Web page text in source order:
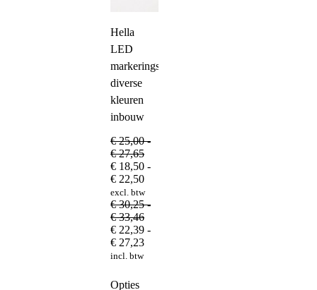
Hella
LED
markeringslamp
diverse
kleuren
inbouw
€25,00 -
€27,65Prijsklasse:
€ 25,00
tot
€ 27,65
€ 18,50 -
€ 22,50Prijsklasse:
€ 18,50
tot
€ 22,50
excl. btw
€30,25 -
€33,46Prijsklasse:
€ 30,25
tot
€ 33,46
€ 22,39 -
€ 27,23Prijsklasse:
€ 22,39
incl. btw
Opties